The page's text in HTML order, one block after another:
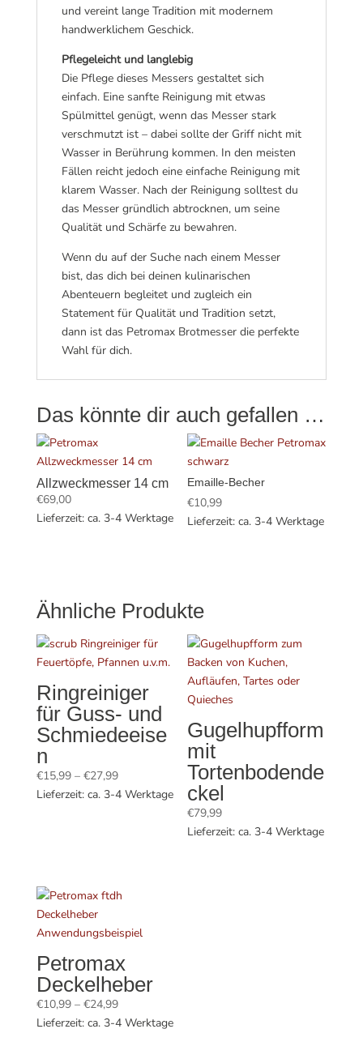
und vereint lange Tradition mit modernem
handwerklichem Geschick.
Pflegeleicht und langlebig
Die Pflege dieses Messers gestaltet sich
einfach. Eine sanfte Reinigung mit etwas
Spülmittel genügt, wenn das Messer stark
verschmutzt ist – dabei sollte der Griff nicht mit
Wasser in Berührung kommen. In den meisten
Fällen reicht jedoch eine einfache Reinigung mit
klarem Wasser. Nach der Reinigung solltest du
das Messer gründlich abtrocknen, um seine
Qualität und Schärfe zu bewahren.
Wenn du auf der Suche nach einem Messer
bist, das dich bei deinen kulinarischen
Abenteuern begleitet und zugleich ein
Statement für Qualität und Tradition setzt,
dann ist das Petromax Brotmesser die perfekte
Wahl für dich.
Das könnte dir auch gefallen …
Allzweckmesser 14 cm
€69,00
Lieferzeit: ca. 3-4 Werktage
Emaille-Becher
€10,99
Lieferzeit: ca. 3-4 Werktage
Ähnliche Produkte
Ringreiniger
für Guss- und
Schmiedeeise
n
€15,99 – €27,99Preisspanne:
€15,99
Lieferzeit: ca. 3-4 Werktage
Gugelhupfform
mit
Tortenbodende
ckel
€79,99
Lieferzeit: ca. 3-4 Werktage
Petromax
Deckelheber
€10,99 – €24,99Preisspanne:
€10,99
Lieferzeit: ca. 3-4 Werktage